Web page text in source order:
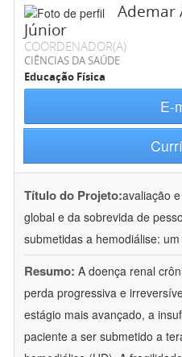
Ademar
Júnior
COORDENADOR(A)
CIÊNCIAS DA SAÚDE
Educação Física
E-
Título do Projeto:avaliação
global e da sobrevida de
submetidas a hemodiálise:
Resumo: A doença renal
perda progressiva e
estágio mais avançado, a
paciente a ser submetido a